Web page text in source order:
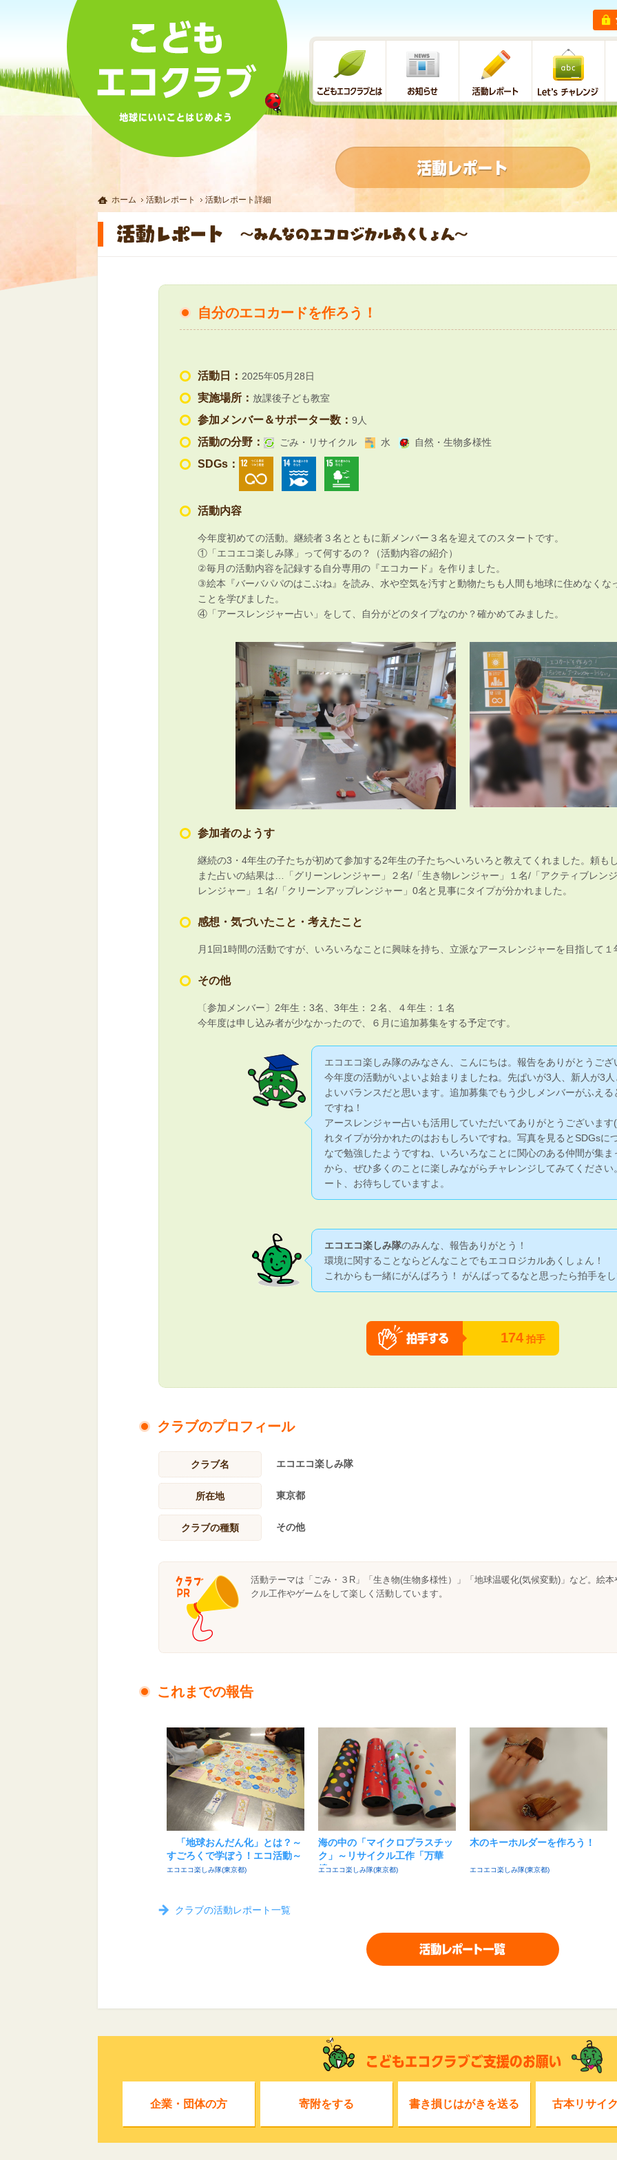
ホーム 活動レポート 活動レポート詳細
自分のエコカードを作ろう！
活動日： 2025年05月28日
実施場所： 放課後子ども教室
参加メンバー＆サポーター数： 9人
活動の分野： ごみ・リサイクル 水 自然・生物多様性
SDGs：
活動内容
今年度初めての活動。継続者３名とともに新メンバー３名を迎えてのスタートです。
①「エコエコ楽しみ隊」って何するの？（活動内容の紹介）
②毎月の活動内容を記録する自分専用の『エコカード』を作りました。
③絵本『バーバパパのはこぶね』を読み、水や空気を汚すと動物たちも人間も地球に住めなく
ことを学びました。
④「アースレンジャー占い」をして、自分がどのタイプなのか？確かめてみました。
参加者のようす
継続の3・4年生の子たちが初めて参加する2年生の子たちへいろいろと教えてくれました。頼も
また占いの結果は…「グリーンレンジャー」２名/「生き物レンジャー」１名/「アクティブレン
レンジャー」１名/「クリーンアップレンジャー」0名と見事にタイプが分かれました。
感想・気づいたこと・考えたこと
月1回1時間の活動ですが、いろいろなことに興味を持ち、立派なアースレンジャーを目指して
その他
〔参加メンバー〕2年生：3名、3年生：２名、４年生：１名
今年度は申し込み者が少なかったので、６月に追加募集をする予定です。
エコエコ楽しみ隊のみなさん、こんにちは。報告をありがとうござ
今年度の活動がいよいよ始まりましたね。先ぱいが3人、新人が3
よいバランスだと思います。追加募集でもう少しメンバーがふえる
ですね！
アースレンジャー占いも活用していただいてありがとうございま
れタイプが分かれたのはおもしろいですね。写真を見るとSDGsに
なで勉強したようですね、いろいろなことに関心のある仲間が集ま
から、ぜひ多くのことに楽しみながらチャレンジしてみてください
ート、お待ちしていますよ。
エコエコ楽しみ隊のみんな、報告ありがとう！
環境に関することならどんなことでもエコロジカルあくしょん！
これからも一緒にがんばろう！ がんばってるなと思ったら拍手を
174 拍手
クラブのプロフィール
クラブ名 エコエコ楽しみ隊
所在地 東京都
クラブの種類 その他
活動テーマは「ごみ・３R」「生き物(生物多様性）」「地球温暖化(気候変動)」など。絵
クル工作やゲームをして楽しく活動しています。
これまでの報告
「地球おんだん化」とは？～
すごろくで学ぼう！エコ活動～
エコエコ楽しみ隊(東京都)
海の中の「マイクロプラスチッ
ク」～リサイクル工作「万華
鏡」～
エコエコ楽しみ隊(東京都)
木のキーホルダーを作ろう！
エコエコ楽しみ隊(東京都)
クラブの活動レポート一覧
企業・団体の方 寄附をする 書き損じはがきを送る 古本リサイ